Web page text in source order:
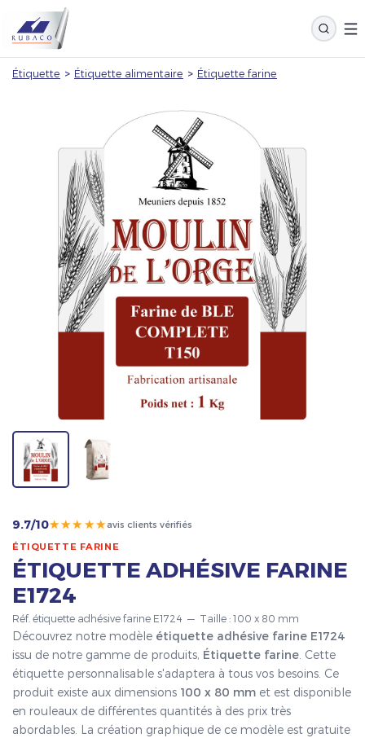
Étiquette > Étiquette alimentaire > Étiquette farine
9.7/10★★★★★avis clients vérifiés
ÉTIQUETTE FARINE
ÉTIQUETTE ADHÉSIVE FARINE
E1724
Réf. étiquette adhésive farine E1724 — Taille : 100 x 80 mm
Découvrez notre modèle étiquette adhésive farine E1724
issu de notre gamme de produits, Étiquette farine . Cette
étiquette personnalisable s'adaptera à tous vos besoins. Ce
produit existe aux dimensions 100 x 80 mm et est disponible
en rouleaux de différentes quantités à des prix très
abordables. La création graphique de ce modèle est gratuite